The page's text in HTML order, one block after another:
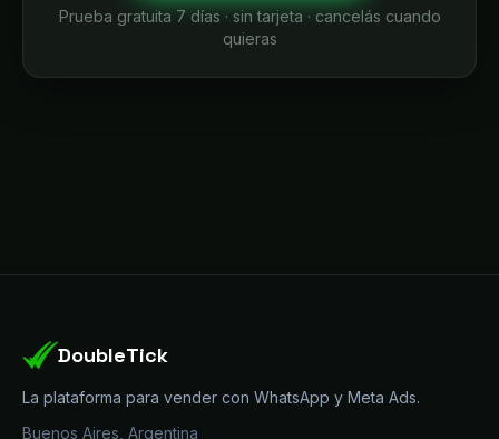
Prueba gratuita 7 días · sin tarjeta · cancelás cuando
quieras
DoubleTick
La plataforma para vender con WhatsApp y Meta Ads.
Buenos Aires, Argentina